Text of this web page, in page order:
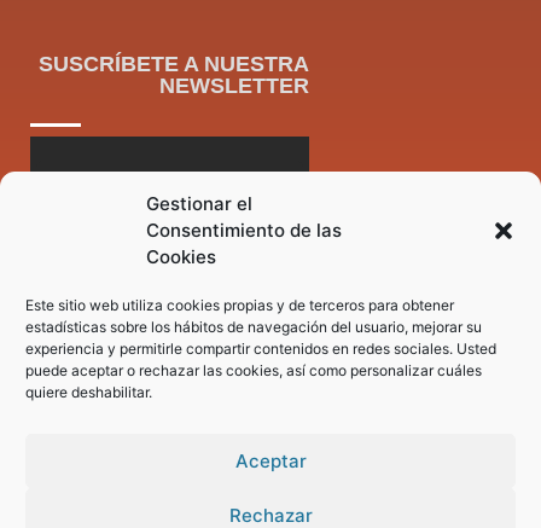
Gestionar el
Consentimiento de las
Cookies
Este sitio web utiliza cookies propias y de terceros para obtener
estadísticas sobre los hábitos de navegación del usuario, mejorar su
experiencia y permitirle compartir contenidos en redes sociales. Usted
puede aceptar o rechazar las cookies, así como personalizar cuáles
quiere deshabilitar.
Aceptar
Rechazar
SUSCRÍBETE A NUESTRA
NEWSLETTER